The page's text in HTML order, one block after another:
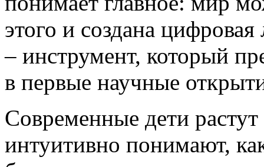
этого и создана
– инструмент, который
в первые научные
Современные дети
интуитивно понимают,